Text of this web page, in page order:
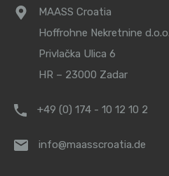
MAASS Croatia
Hoffrohne Nekretnine
Privlačka Ulica 6
HR – 23000 Zadar
+49 (0) 174 - 10 12 10 2
info@maasscroatia.de